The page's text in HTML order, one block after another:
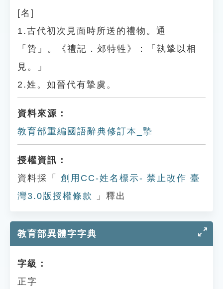
[名]
1.古代初次見面時所送的禮物。通
「贄」。《禮記．郊特牲》：「執摯以相
見。」
2.姓。如晉代有摯虞。
資料來源：
教育部重編國語辭典修訂本_摯
授權資訊：
資料採「
創用CC-姓名標示- 禁止改作 臺
灣3.0版授權條款
」釋出
教育部異體字字典
字級：
正字